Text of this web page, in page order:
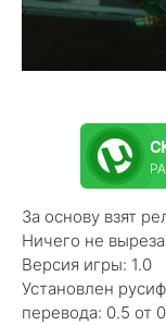
За основу взят
Ничего не
Версия игры: 1.0
Установлен
перевода: 0.5 от